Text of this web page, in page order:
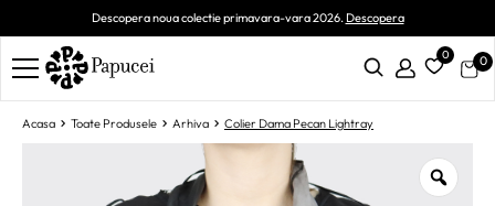
Descopera noua colectie primavara-vara 2026.Descopera
0 0
Acasa Toate Produsele Arhiva Colier Dama Pecan Lightray